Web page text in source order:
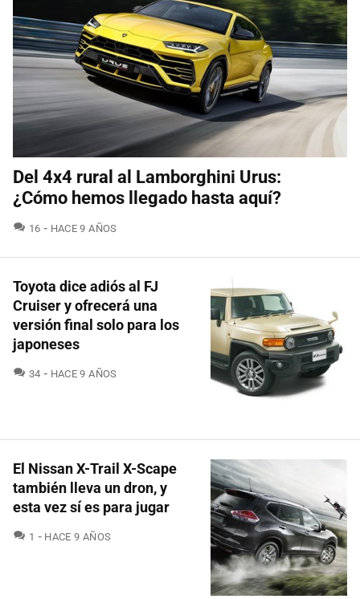
Del 4x4 rural al Lamborghini Urus:
¿Cómo hemos llegado hasta aquí?
16 COMENTARIOS
HACE 9 AÑOS
Toyota dice adiós al FJ
Cruiser y ofrecerá una
versión final solo para los
japoneses
34 COMENTARIOS
HACE 9 AÑOS
El Nissan X-Trail X-Scape
también lleva un dron, y
esta vez sí es para jugar
1 COMENTARIOS
HACE 9 AÑOS